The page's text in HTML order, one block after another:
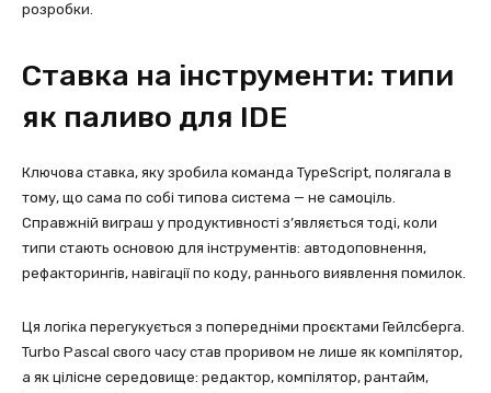
розробки.
Ставка на інструменти: типи
як паливо для IDE
Ключова ставка, яку зробила команда TypeScript, полягала в
тому, що сама по собі типова система — не самоціль.
Справжній виграш у продуктивності з’являється тоді, коли
типи стають основою для інструментів: автодоповнення,
рефакторингів, навігації по коду, раннього виявлення помилок.
Ця логіка перегукується з попередніми проєктами Гейлсберга.
Turbo Pascal свого часу став проривом не лише як компілятор,
а як цілісне середовище: редактор, компілятор, рантайм,